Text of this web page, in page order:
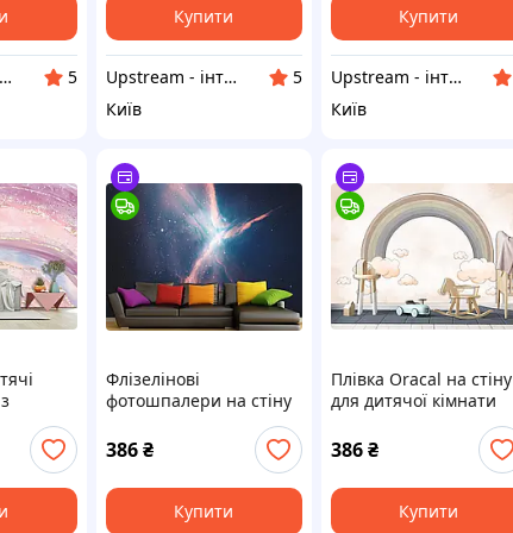
Upstream - інтернет-магазин домашнього декору
5
Купити
Upstream - інтернет-магазин домашнього декору
5
Київ
Купити
Upstream - інтернет-магазин домашнього декору
Київ
Флізелінові
фотошпалери на стіну
з малюнком "Космос",
декоративні шпалери
для спальні
386₴
Купити
Плівка Oracal на стіну
для дитячої кімнати
"Веселка", декор для
дитячої кімнати
386 ₴
Купити